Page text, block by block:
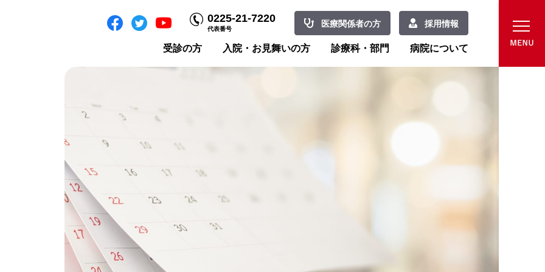
0225-21-7220
代表番号
医療関係者の方 採用情報
受診の方 入院・お見舞いの方 診療科・部門 病院について